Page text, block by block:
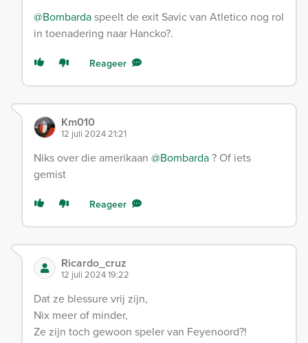
@Bombardaspeelt de exit Savic van Atletico nog rol
in toenadering naar Hancko?.
Reageer
Km010
12 juli 2024 21:21
Niks over die amerikaan @Bombarda? Of iets
gemist
Reageer
Ricardo_cruz
12 juli 2024 19:22
Dat ze blessure vrij zijn,
Nix meer of minder,
Ze zijn toch gewoon speler van Feyenoord?!